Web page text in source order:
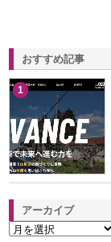
おすすめ記事
1
アーカイブ